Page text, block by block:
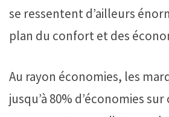
se ressentent d’ailleurs
plan du confort et des
Au rayon économies, les
jusqu’à 80% d’économies